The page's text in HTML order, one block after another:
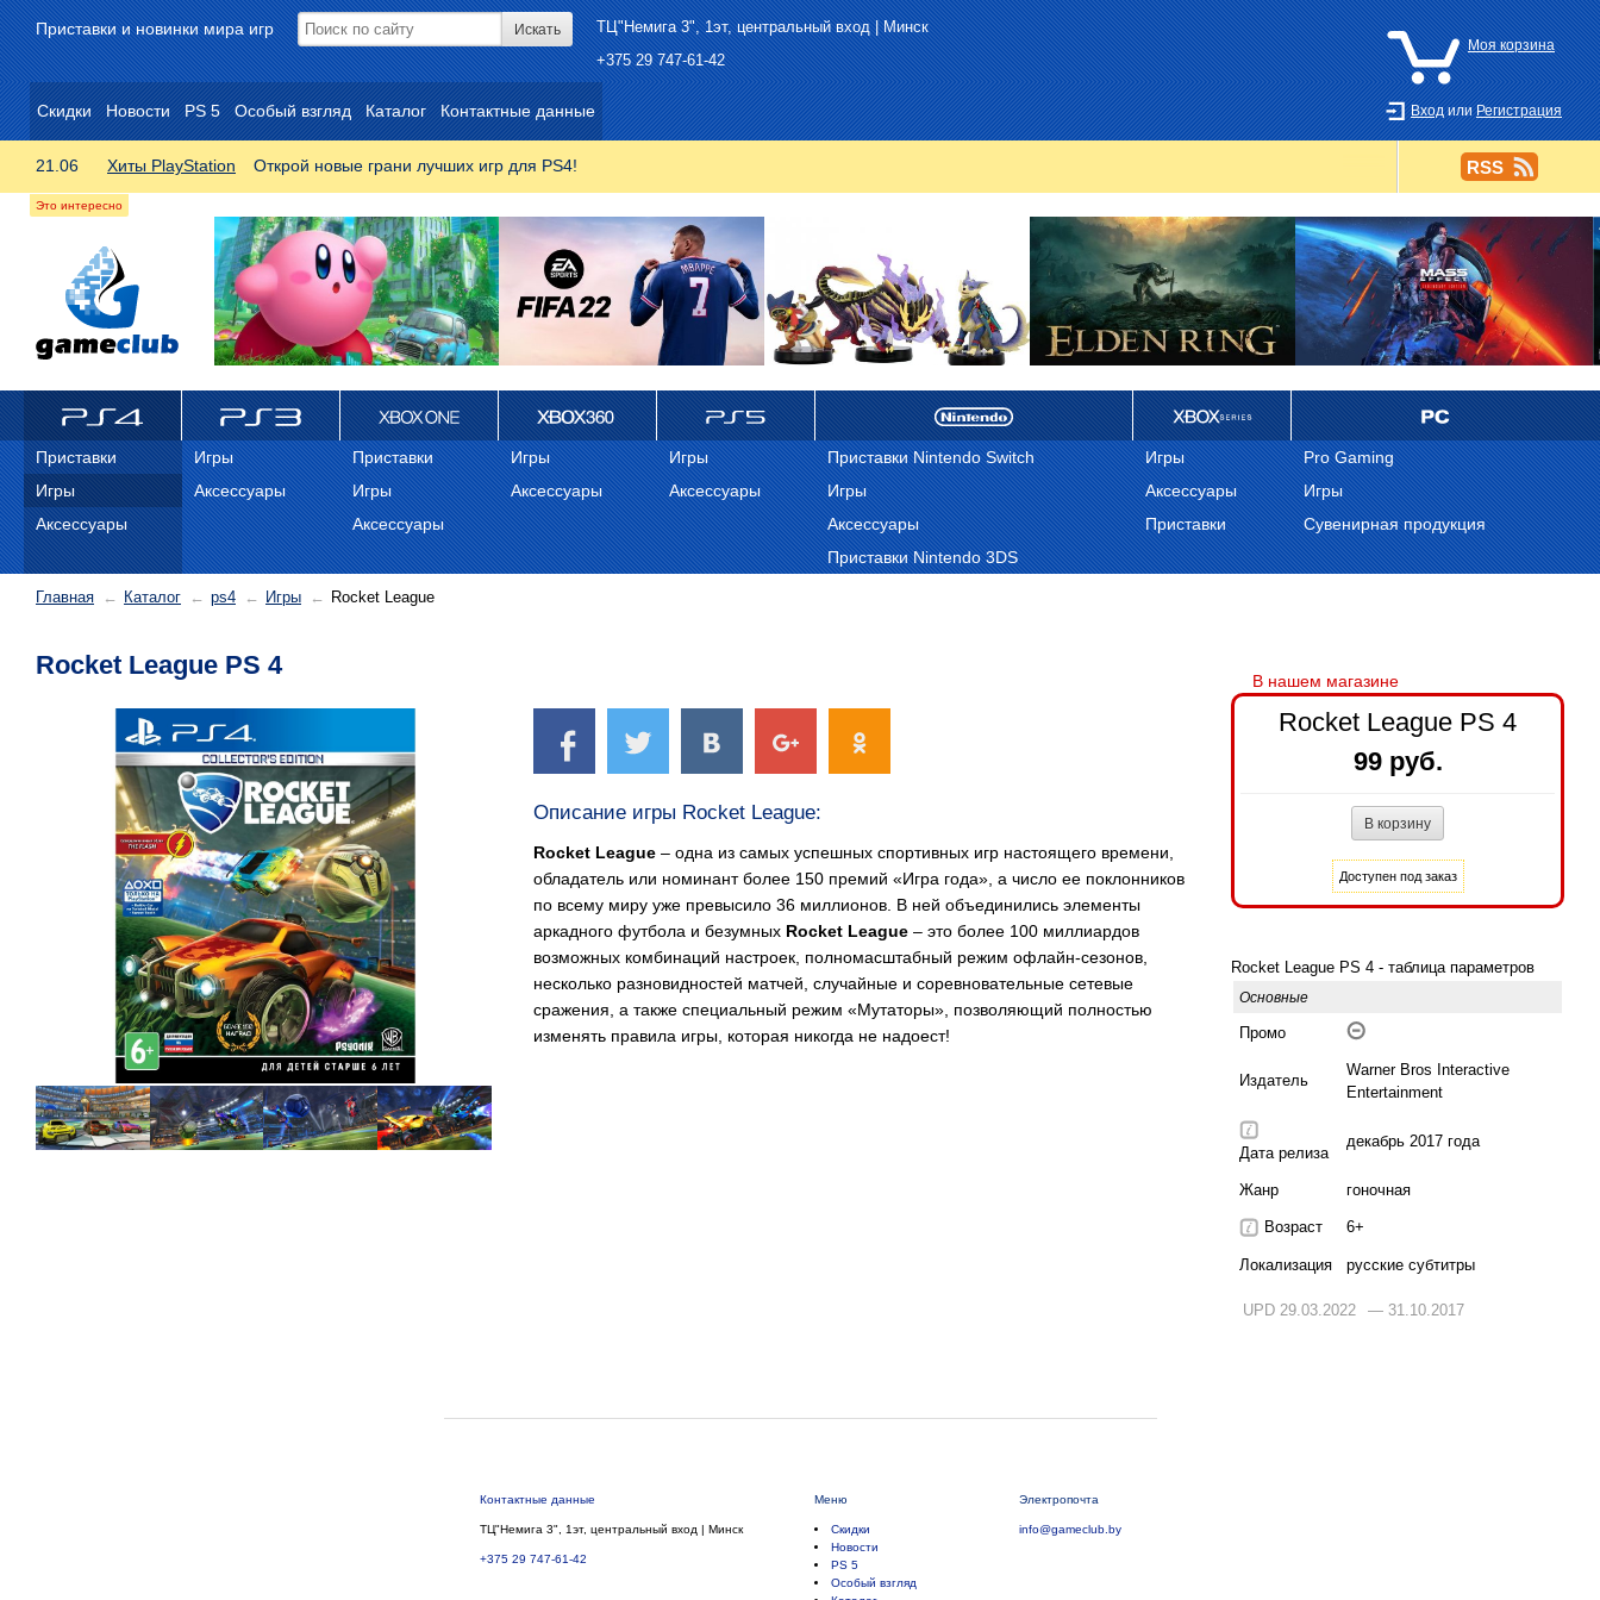
Приставки и новинки мира игр
ТЦ"Немига 3", 1эт, центральный вход | Минск
+375 29 747-61-42
Моя корзина
ВходилиРегистрация
Скидки Новости PS 5 Особый взгляд Каталог Контактные данные
21.06 Хиты PlayStation Открой новые грани лучших игр для PS4! RSS
ps4
Приставки
Игры
Аксессуары
PS3
Игры
Аксессуары
Xbox One
Приставки
Игры
Аксессуары
Xbox 360
Игры
Аксессуары
ps 5
Игры
Аксессуары
Nintendo
Приставки Nintendo Switch
Игры
Аксессуары
Приставки Nintendo 3DS
Ретро
Игры
Аксессуары
Приставки
PC
Pro Gaming
Игры
Сувенирная продукция
Главная Каталог ps4 Игры Rocket League
Rocket League PS 4
Описание игры Rocket League:
Rocket League– одна из самых успешных спортивных игр настоящего времени,
обладатель или номинант более 150 премий «Игра года», а число ее поклонников
по всему миру уже превысило 36 миллионов. В ней объединились элементы
аркадного футбола и безумных Rocket League– это более 100 миллиардов
возможных комбинаций настроек, полномасштабный режим офлайн-сезонов,
несколько разновидностей матчей, случайные и соревновательные сетевые
сражения, а также специальный режим «Мутаторы», позволяющий полностью
изменять правила игры, которая никогда не надоест!
Rocket League PS 4
99 руб.
Rocket League PS 4 - таблица параметров
Основные
Промо
Издатель
Warner Bros Interactive
Entertainment
Дата релиза
декабрь 2017 года
Жанр гоночная
Возраст 6+
Локализация русские субтитры
UPD 29.03.2022 — 31.10.2017
Контактные данные
ТЦ"Немига 3", 1эт, центральный вход | Минск
+375 29 747-61-42
Меню
Скидки
Новости
PS 5
Особый взгляд
Электропочта
info@gameclub.by